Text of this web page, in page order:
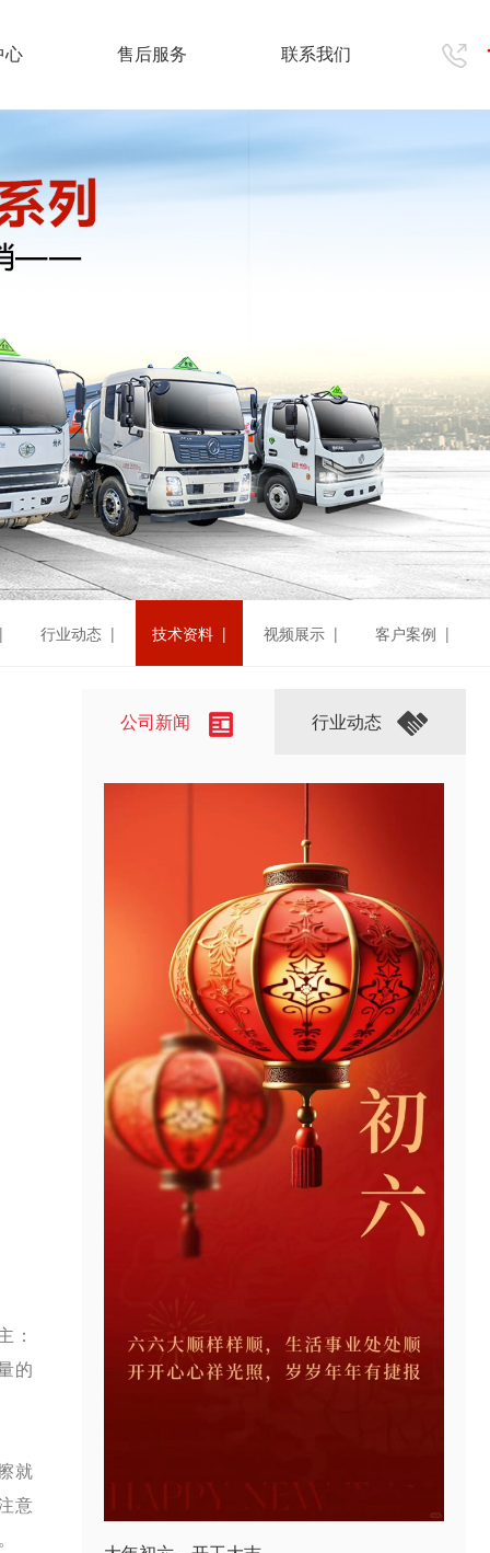
心 售后服务 联系我们
行业动态 | 技术资料 | 视频展示 | 客户案例 |
：
的
就
意
公司新闻 行业动态